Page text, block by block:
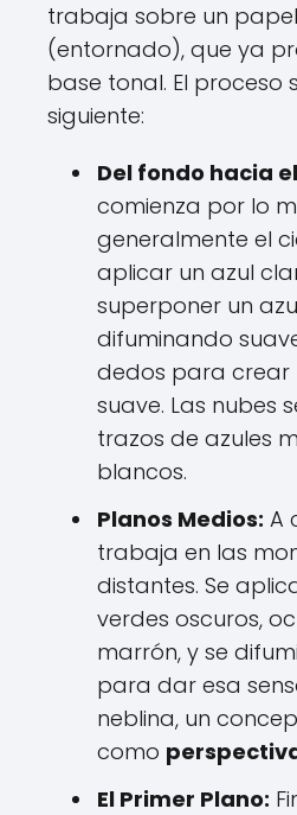
trabaja sobre un
(entornado), que ya
base tonal. El proceso
siguiente:
Del fondo hacia
comienza por lo
generalmente el
aplicar un azul
superponer un
difuminando
dedos para crear
suave. Las nubes
trazos de azules
blancos.
Planos Medios: A
trabaja en las
distantes. Se
verdes oscuros,
marrón, y se
para dar esa
neblina, un
como
El Primer Plano: